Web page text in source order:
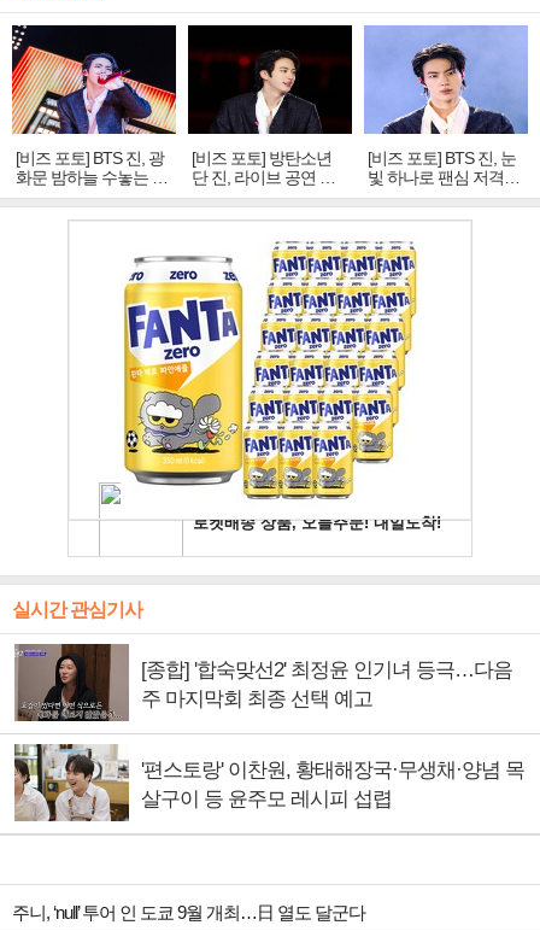
[비즈 포토] BTS 진, 광
화문 밤하늘 수놓는 '비
주얼 킹'의 열창
[비즈 포토] 방탄소년
단 진, 라이브 공연 중
빛나는 독보적 아우라
[비즈 포토] BTS 진, 눈
빛 하나로 팬심 저격…
독보적 카리스마
실시간 관심기사
[종합] '합숙맞선2' 최정윤 인기녀 등극…다음
주 마지막회 최종 선택 예고
'편스토랑' 이찬원, 황태해장국·무생채·양념 목
살구이 등 윤주모 레시피 섭렵
주니, ‘null’ 투어 인 도쿄 9월 개최…日 열도 달군다